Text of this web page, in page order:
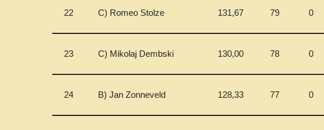
22 C) Romeo Stolze 131,67 79 0
23 C) Mikolaj Dembski 130,00 78 0
24 B) Jan Zonneveld 128,33 77 0